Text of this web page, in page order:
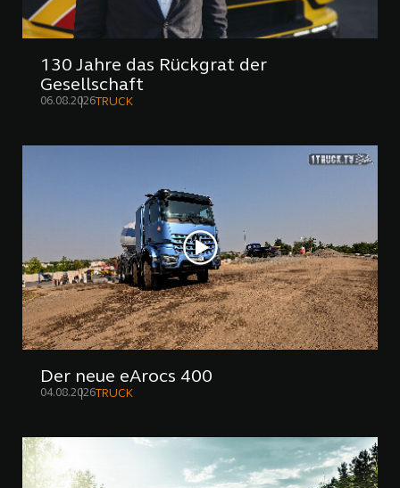
130 Jahre das Rückgrat der
Gesellschaft
06.08.2026 TRUCK
Der neue eArocs 400
04.08.2026 TRUCK